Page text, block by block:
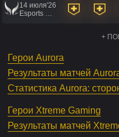
14 июля'26
+
Герои Aurora
Результаты матчей
Статистика Aurora:
Герои Xtreme Gaming
Результаты матчей